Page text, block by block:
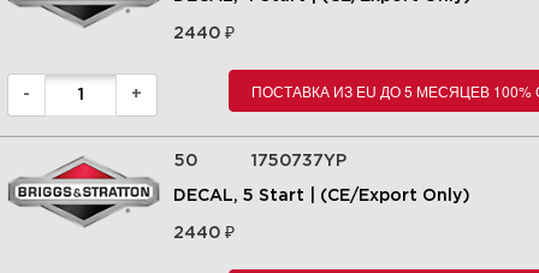
1| Auger Drive Group |
SS7522E, 22" 7.5 Gross TP
Single Stage Snowthrower |
Snapper | Запчасти |
Увеличить
2440₽
- + ПОСТАВКА ИЗ EU ДО 5 МЕСЯЦЕВ
50 1750737YP
DECAL, 5 Start | (CE/Export Only)
2440₽